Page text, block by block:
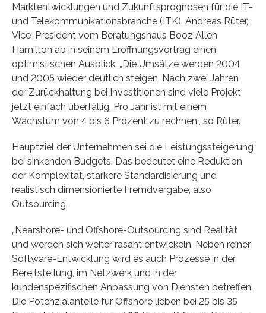
Marktentwicklungen und Zukunftsprognosen für die IT-
und Telekommunikationsbranche (ITK). Andreas Rüter,
Vice-President vom Beratungshaus Booz Allen
Hamilton ab in seinem Eröffnungsvortrag einen
optimistischen Ausblick: „Die Umsätze werden 2004
und 2005 wieder deutlich steigen. Nach zwei Jahren
der Zurückhaltung bei Investitionen sind viele Projekt
jetzt einfach überfällig. Pro Jahr ist mit einem
Wachstum von 4 bis 6 Prozent zu rechnen“, so Rüter.
Hauptziel der Unternehmen sei die Leistungssteigerung
bei sinkenden Budgets. Das bedeutet eine Reduktion
der Komplexität, stärkere Standardisierung und
realistisch dimensionierte Fremdvergabe, also
Outsourcing.
„Nearshore- und Offshore-Outsourcing sind Realität
und werden sich weiter rasant entwickeln. Neben reiner
Software-Entwicklung wird es auch Prozesse in der
Bereitstellung, im Netzwerk und in der
kundenspezifischen Anpassung von Diensten betreffen.
Die Potenzialanteile für Offshore lieben bei 25 bis 35